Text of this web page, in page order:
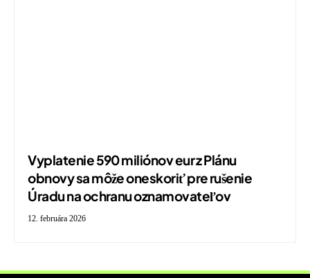
Vyplatenie 590 miliónov eur z Plánu
obnovy sa môže oneskoriť pre rušenie
Úradu na ochranu oznamovateľov
12. februára 2026